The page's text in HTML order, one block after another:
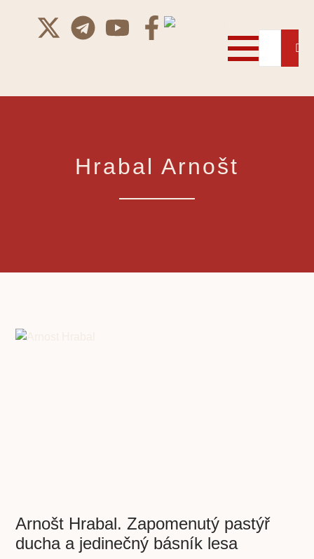
Hrabal Arnošt
Arnošt Hrabal. Zapomenutý pastýř
ducha a jedinečný básník lesa